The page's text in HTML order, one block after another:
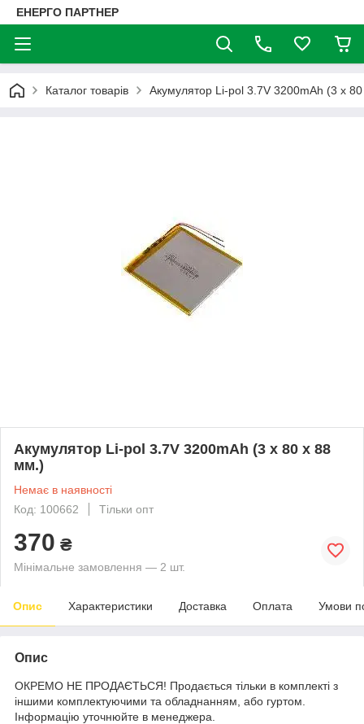
ЕНЕРГО ПАРТНЕР
Каталог товарів Акумулятор Li-pol 3.7V 3200mAh (3 x
Акумулятор Li-pol 3.7V 3200mAh (3 x 80 x 88
мм.)
Немає в наявності
Код: 100662
Тільки опт
370 ₴
Мінімальне замовлення — 2 шт.
Опис Характеристики Доставка Оплата Умови
Опис
ОКРЕМО НЕ ПРОДАЄТЬСЯ! Продається тільки в комплекті з
іншими комплектуючими та обладнанням, або гуртом.
Інформацію уточнюйте в менеджера.